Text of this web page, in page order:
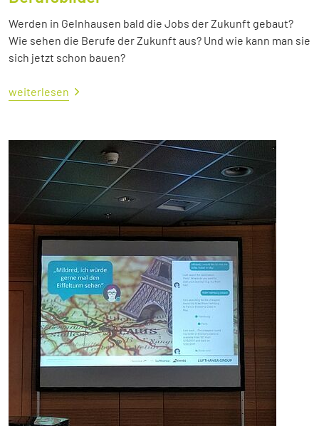
Werden in Gelnhausen bald die Jobs der Zukunft gebaut?
Wie sehen die Berufe der Zukunft aus? Und wie kann man sie
sich jetzt schon bauen?
weiterlesen